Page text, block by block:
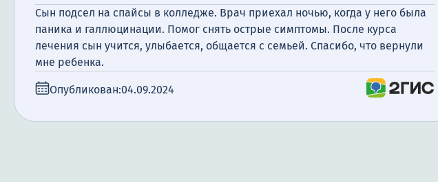
Сын подсел на спайсы в колледже. Врач приехал ночью, когда у него была
паника и галлюцинации. Помог снять острые симптомы. После курса
лечения сын учится, улыбается, общается с семьей. Спасибо, что вернули
мне ребенка.
Опубликован:04.09.2024